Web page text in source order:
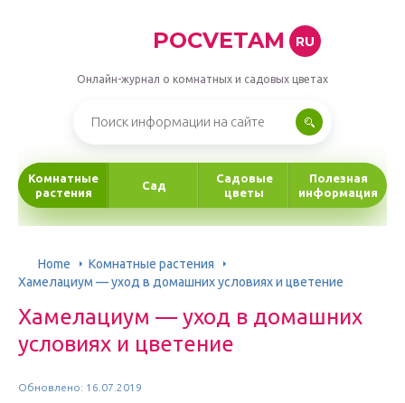
POCVETAM RU
Онлайн-журнал о комнатных и садовых цветах
Комнатные
растения
Сад
Садовые
цветы
Полезная
информация
Home
Комнатные растения
Хамелациум — уход в домашних условиях и цветение
Хамелациум — уход в домашних
условиях и цветение
Обновлено: 16.07.2019